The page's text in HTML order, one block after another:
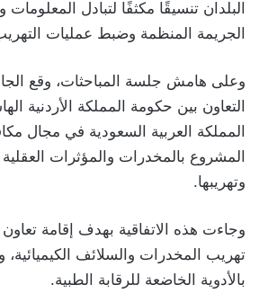
البلدان تنسيقًا مكثفًا لتبادل
الجريمة المنظمة وضبط عمليات
وعلى هامش جلسة المباحثات، وقع
التعاون بين حكومة المملكة الأردنية
المملكة العربية السعودية في مجال
المشروع بالمخدرات والمؤثرات العقلية
وتهريبها.
وجاءت هذه الاتفاقية بهدف إقامة
تهريب المخدرات والسلائف الكيميائية،
بالأدوية الخاضعة للرقابة الطبية.